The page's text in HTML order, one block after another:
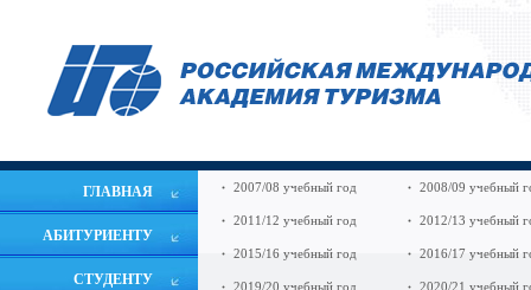
ГЛАВНАЯ
АБИТУРИЕНТУ
СТУДЕНТУ
2007/08 учебный год 2008/09 учебный
2011/12 учебный год 2012/13 учебный
2015/16 учебный год 2016/17 учебный
2019/20 учебный год 2020/21 учебный